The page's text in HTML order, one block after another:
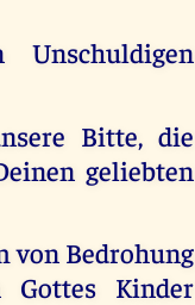
Unschuldigen
Bitte, die
geliebten
von Bedrohung
Gottes Kinder